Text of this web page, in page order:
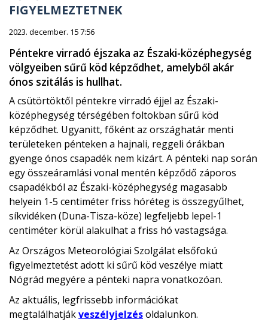
FIGYELMEZTETNEK
2023. december. 15 7:56
Péntekre virradó éjszaka az Északi-középhegység
völgyeiben sűrű köd képződhet, amelyből akár
ónos szitálás is hullhat.
A csütörtöktől péntekre virradó éjjel az Északi-
középhegység térségében foltokban sűrű köd
képződhet. Ugyanitt, főként az országhatár menti
területeken pénteken a hajnali, reggeli órákban
gyenge ónos csapadék nem kizárt. A pénteki nap során
egy összeáramlási vonal mentén képződő záporos
csapadékból az Északi-középhegység magasabb
helyein 1-5 centiméter friss hóréteg is összegyűlhet,
síkvidéken (Duna-Tisza-köze) legfeljebb lepel-1
centiméter körül alakulhat a friss hó vastagsága.
Az Országos Meteorológiai Szolgálat elsőfokú
figyelmeztetést adott ki sűrű köd veszélye miatt
Nógrád megyére a pénteki napra vonatkozóan.
Az aktuális, legfrissebb információkat
megtalálhatjákveszélyjelzésoldalunkon.